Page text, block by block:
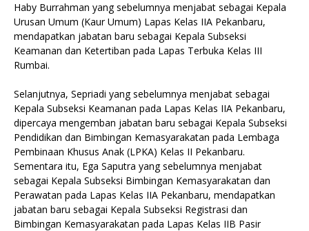
Haby Burrahman yang sebelumnya menjabat sebagai Kepala
Urusan Umum (Kaur Umum) Lapas Kelas IIA Pekanbaru,
mendapatkan jabatan baru sebagai Kepala Subseksi
Keamanan dan Ketertiban pada Lapas Terbuka Kelas III
Rumbai.
Selanjutnya, Sepriadi yang sebelumnya menjabat sebagai
Kepala Subseksi Keamanan pada Lapas Kelas IIA Pekanbaru,
dipercaya mengemban jabatan baru sebagai Kepala Subseksi
Pendidikan dan Bimbingan Kemasyarakatan pada Lembaga
Pembinaan Khusus Anak (LPKA) Kelas II Pekanbaru.
Sementara itu, Ega Saputra yang sebelumnya menjabat
sebagai Kepala Subseksi Bimbingan Kemasyarakatan dan
Perawatan pada Lapas Kelas IIA Pekanbaru, mendapatkan
jabatan baru sebagai Kepala Subseksi Registrasi dan
Bimbingan Kemasyarakatan pada Lapas Kelas IIB Pasir